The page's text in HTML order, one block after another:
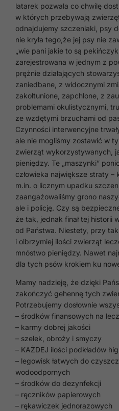
latarek pozwala co chwilę
w których przebywają
odnajdujemy szczeniaki, psy
nie kryła tego,że jej psy nie
„wie pani jakie to są
zarejestrowana w jednym z
prężnie działających
zaniedbane, z widocznymi
zakołtunione, zapchlone, z
problemami okulistycznymi,
ze wzdętymi brzuchami od
Czynności interwencyjne
ale nie mogliśmy zostawić w
zwierząt wykorzystywanych,
pieniędzy. Te „maszynki”
człowieka największe straty –
m.in. o licznym upadku
zaangażowaliśmy grono
ale i policję. Czy są
że tak, jednak finał tej historii
od Państwa. Niestety, przy
i olbrzymiej ilości zwierząt
mnóstwo pieniędzy. Nawet
dla tych psów krokiem ku
Mamy nadzieję, że dzięki
zakończyć gehennę tych
Potrzebujemy dosłownie
– środków finansowych na
– karmy dobrej jakości
– szelek, obroży i smyczy
– KAŻDEJ ilości podkładów
– legowisk łatwych do
wodoodpornych
– środków do dezynfekcji
– ręczników papierowych
– rękawiczek jednorazowych